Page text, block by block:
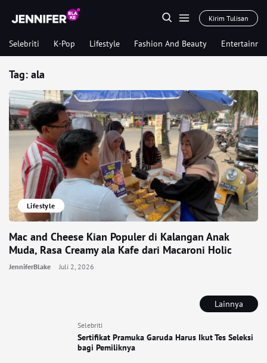
Kirim Tulisan
Selebriti K-Pop Lifestyle Fashion And Beauty
Lainnya
Selebriti
Sertifikat Pramuka Garuda Harus Ikut Tes Seleksi
bagi Pemiliknya
Tag: ala
Lifestyle
Mac and Cheese Kian Populer di Kalangan Anak
Muda, Rasa Creamy ala Kafe dari Macaroni Holic
JenniferBlake Juli 2, 2026